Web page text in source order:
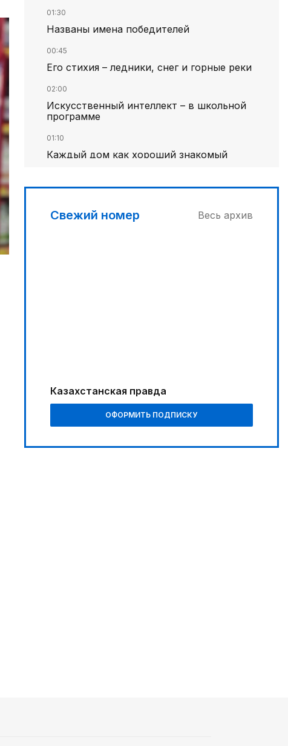
01:30
Названы имена победителей
00:45
Его стихия – ледники, снег и горные реки
02:00
Искусственный интеллект – в школьной
программе
01:10
Каждый дом как хороший знакомый
02:30
Свежий номер Весь архив
Казахстанская правда
ОФОРМИТЬ ПОДПИСКУ